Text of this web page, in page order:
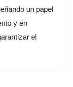
un papel
y en
el